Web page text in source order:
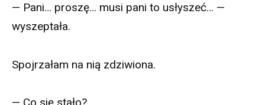
— Pani… proszę… musi pani to usłyszeć… —
wyszeptała.
Spojrzałam na nią zdziwiona.